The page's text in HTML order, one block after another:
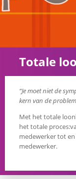
Totale
“Je moet niet de
kern van de
Met het totale
het totale
medewerker tot en
medewerker.